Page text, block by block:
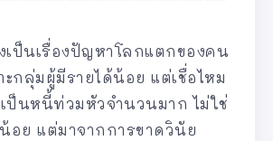
เป็นเรื่องปัญหาโลกแตกของคน
ะกลุ่มผู้มีรายได้น้อย แต่เชื่อไหม
ป็นหนี้ท่วมหัวจำนวนมาก ไม่ใช่
อย แต่มาจากการขาดวินัย